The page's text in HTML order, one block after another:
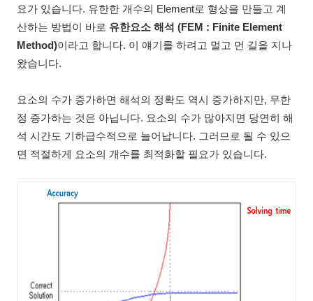
요가 있습니다. 유한한 개수의 Element로 형상을 만들고 계
산하는 방법이 바로 유한요소 해석 (FEM : Finite Element
Method)이라고 합니다. 이 얘기를 하려고 멀고 먼 길을 지나
왔습니다.
요소의 수가 증가하면 해석의 정확도 역시 증가하지만, 무한
정 증가하는 것은 아닙니다. 요소의 수가 많아지면 당연히 해
석 시간도 기하급수적으로 늘어납니다. 그러므로 될 수 있으
면 적절하게 요소의 개수를 최적화할 필요가 있습니다.